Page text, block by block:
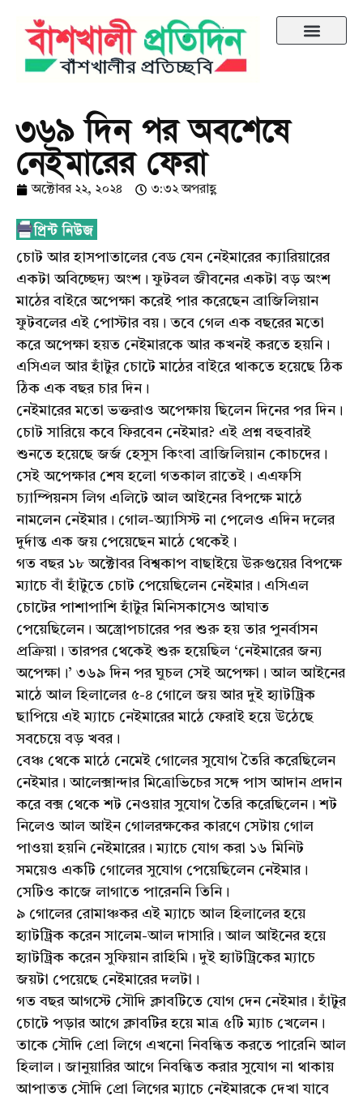
৩৬৯ দিন পর অবশেষে
নেইমারের ফেরা
অক্টোবর ২২, ২০২৪ ৩:৩২ অপরাহ্ণ
চোট আর হাসপাতালের বেড যেন নেইমারের ক্যারিয়ারের
একটা অবিচ্ছেদ্য অংশ। ফুটবল জীবনের একটা বড় অংশ
মাঠের বাইরে অপেক্ষা করেই পার করেছেন ব্রাজিলিয়ান
ফুটবলের এই পোস্টার বয়। তবে গেল এক বছরের মতো
করে অপেক্ষা হয়ত নেইমারকে আর কখনই করতে হয়নি।
এসিএল আর হাঁটুর চোটে মাঠের বাইরে থাকতে হয়েছে ঠিক
ঠিক এক বছর চার দিন।
নেইমারের মতো ভক্তরাও অপেক্ষায় ছিলেন দিনের পর দিন।
চোট সারিয়ে কবে ফিরবেন নেইমার? এই প্রশ্ন বহুবারই
শুনতে হয়েছে জর্জ হেসুস কিংবা ব্রাজিলিয়ান কোচদের।
সেই অপেক্ষার শেষ হলো গতকাল রাতেই। এএফসি
চ্যাম্পিয়নস লিগ এলিটে আল আইনের বিপক্ষে মাঠে
নামলেন নেইমার। গোল-অ্যাসিস্ট না পেলেও এদিন দলের
দুর্দান্ত এক জয় পেয়েছেন মাঠে থেকেই।
গত বছর ১৮ অক্টোবর বিশ্বকাপ বাছাইয়ে উরুগুয়ের বিপক্ষে
ম্যাচে বাঁ হাঁটুতে চোট পেয়েছিলেন নেইমার। এসিএল
চোটের পাশাপাশি হাঁটুর মিনিসকাসেও আঘাত
পেয়েছিলেন। অস্ত্রোপচারের পর শুরু হয় তার পুনর্বাসন
প্রক্রিয়া। তারপর থেকেই শুরু হয়েছিল ‘নেইমারের জন্য
অপেক্ষা।’ ৩৬৯ দিন পর ঘুচল সেই অপেক্ষা। আল আইনের
মাঠে আল হিলালের ৫-৪ গোলে জয় আর দুই হ্যাটট্রিক
ছাপিয়ে এই ম্যাচে নেইমারের মাঠে ফেরাই হয়ে উঠেছে
সবচেয়ে বড় খবর।
বেঞ্চ থেকে মাঠে নেমেই গোলের সুযোগ তৈরি করেছিলেন
নেইমার। আলেক্সান্দার মিত্রোভিচের সঙ্গে পাস আদান প্রদান
করে বক্স থেকে শট নেওয়ার সুযোগ তৈরি করেছিলেন। শট
নিলেও আল আইন গোলরক্ষকের কারণে সেটায় গোল
পাওয়া হয়নি নেইমারের। ম্যাচে যোগ করা ১৬ মিনিট
সময়েও একটি গোলের সুযোগ পেয়েছিলেন নেইমার।
সেটিও কাজে লাগাতে পারেননি তিনি।
৯ গোলের রোমাঞ্চকর এই ম্যাচে আল হিলালের হয়ে
হ্যাটট্রিক করেন সালেম-আল দাসারি। আল আইনের হয়ে
হ্যাটট্রিক করেন সুফিয়ান রাহিমি। দুই হ্যাটট্রিকের ম্যাচে
জয়টা পেয়েছে নেইমারের দলটা।
গত বছর আগস্টে সৌদি ক্লাবটিতে যোগ দেন নেইমার। হাঁটুর
চোটে পড়ার আগে ক্লাবটির হয়ে মাত্র ৫টি ম্যাচ খেলেন।
তাকে সৌদি প্রো লিগে এখনো নিবন্ধিত করতে পারেনি আল
হিলাল। জানুয়ারির আগে নিবন্ধিত করার সুযোগ না থাকায়
আপাতত সৌদি প্রো লিগের ম্যাচে নেইমারকে দেখা যাবে